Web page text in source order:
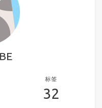
标签
32